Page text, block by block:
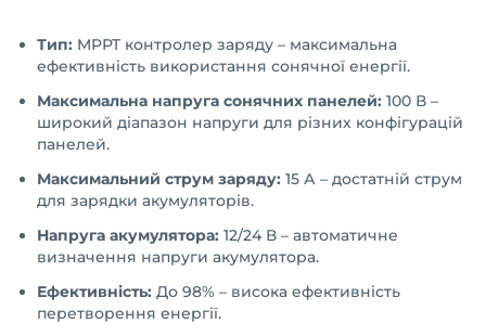
Тип: MPPT контролер заряду – максимальна
ефективність використання сонячної енергії.
Максимальна напруга сонячних панелей: 100 В –
широкий діапазон напруги для різних конфігурацій
панелей.
Максимальний струм заряду: 15 А – достатній струм
для зарядки акумуляторів.
Напруга акумулятора: 12/24 В – автоматичне
визначення напруги акумулятора.
Ефективність: До 98% – висока ефективність
перетворення енергії.